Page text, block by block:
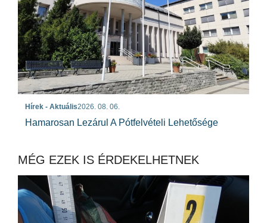
Hírek - Aktuális2026. 08. 06.
Hamarosan Lezárul A Pótfelvételi Lehetősége
MÉG EZEK IS ÉRDEKELHETNEK